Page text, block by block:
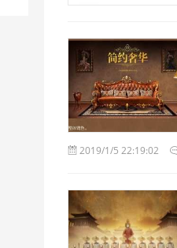
2019/1/5 22:19:02